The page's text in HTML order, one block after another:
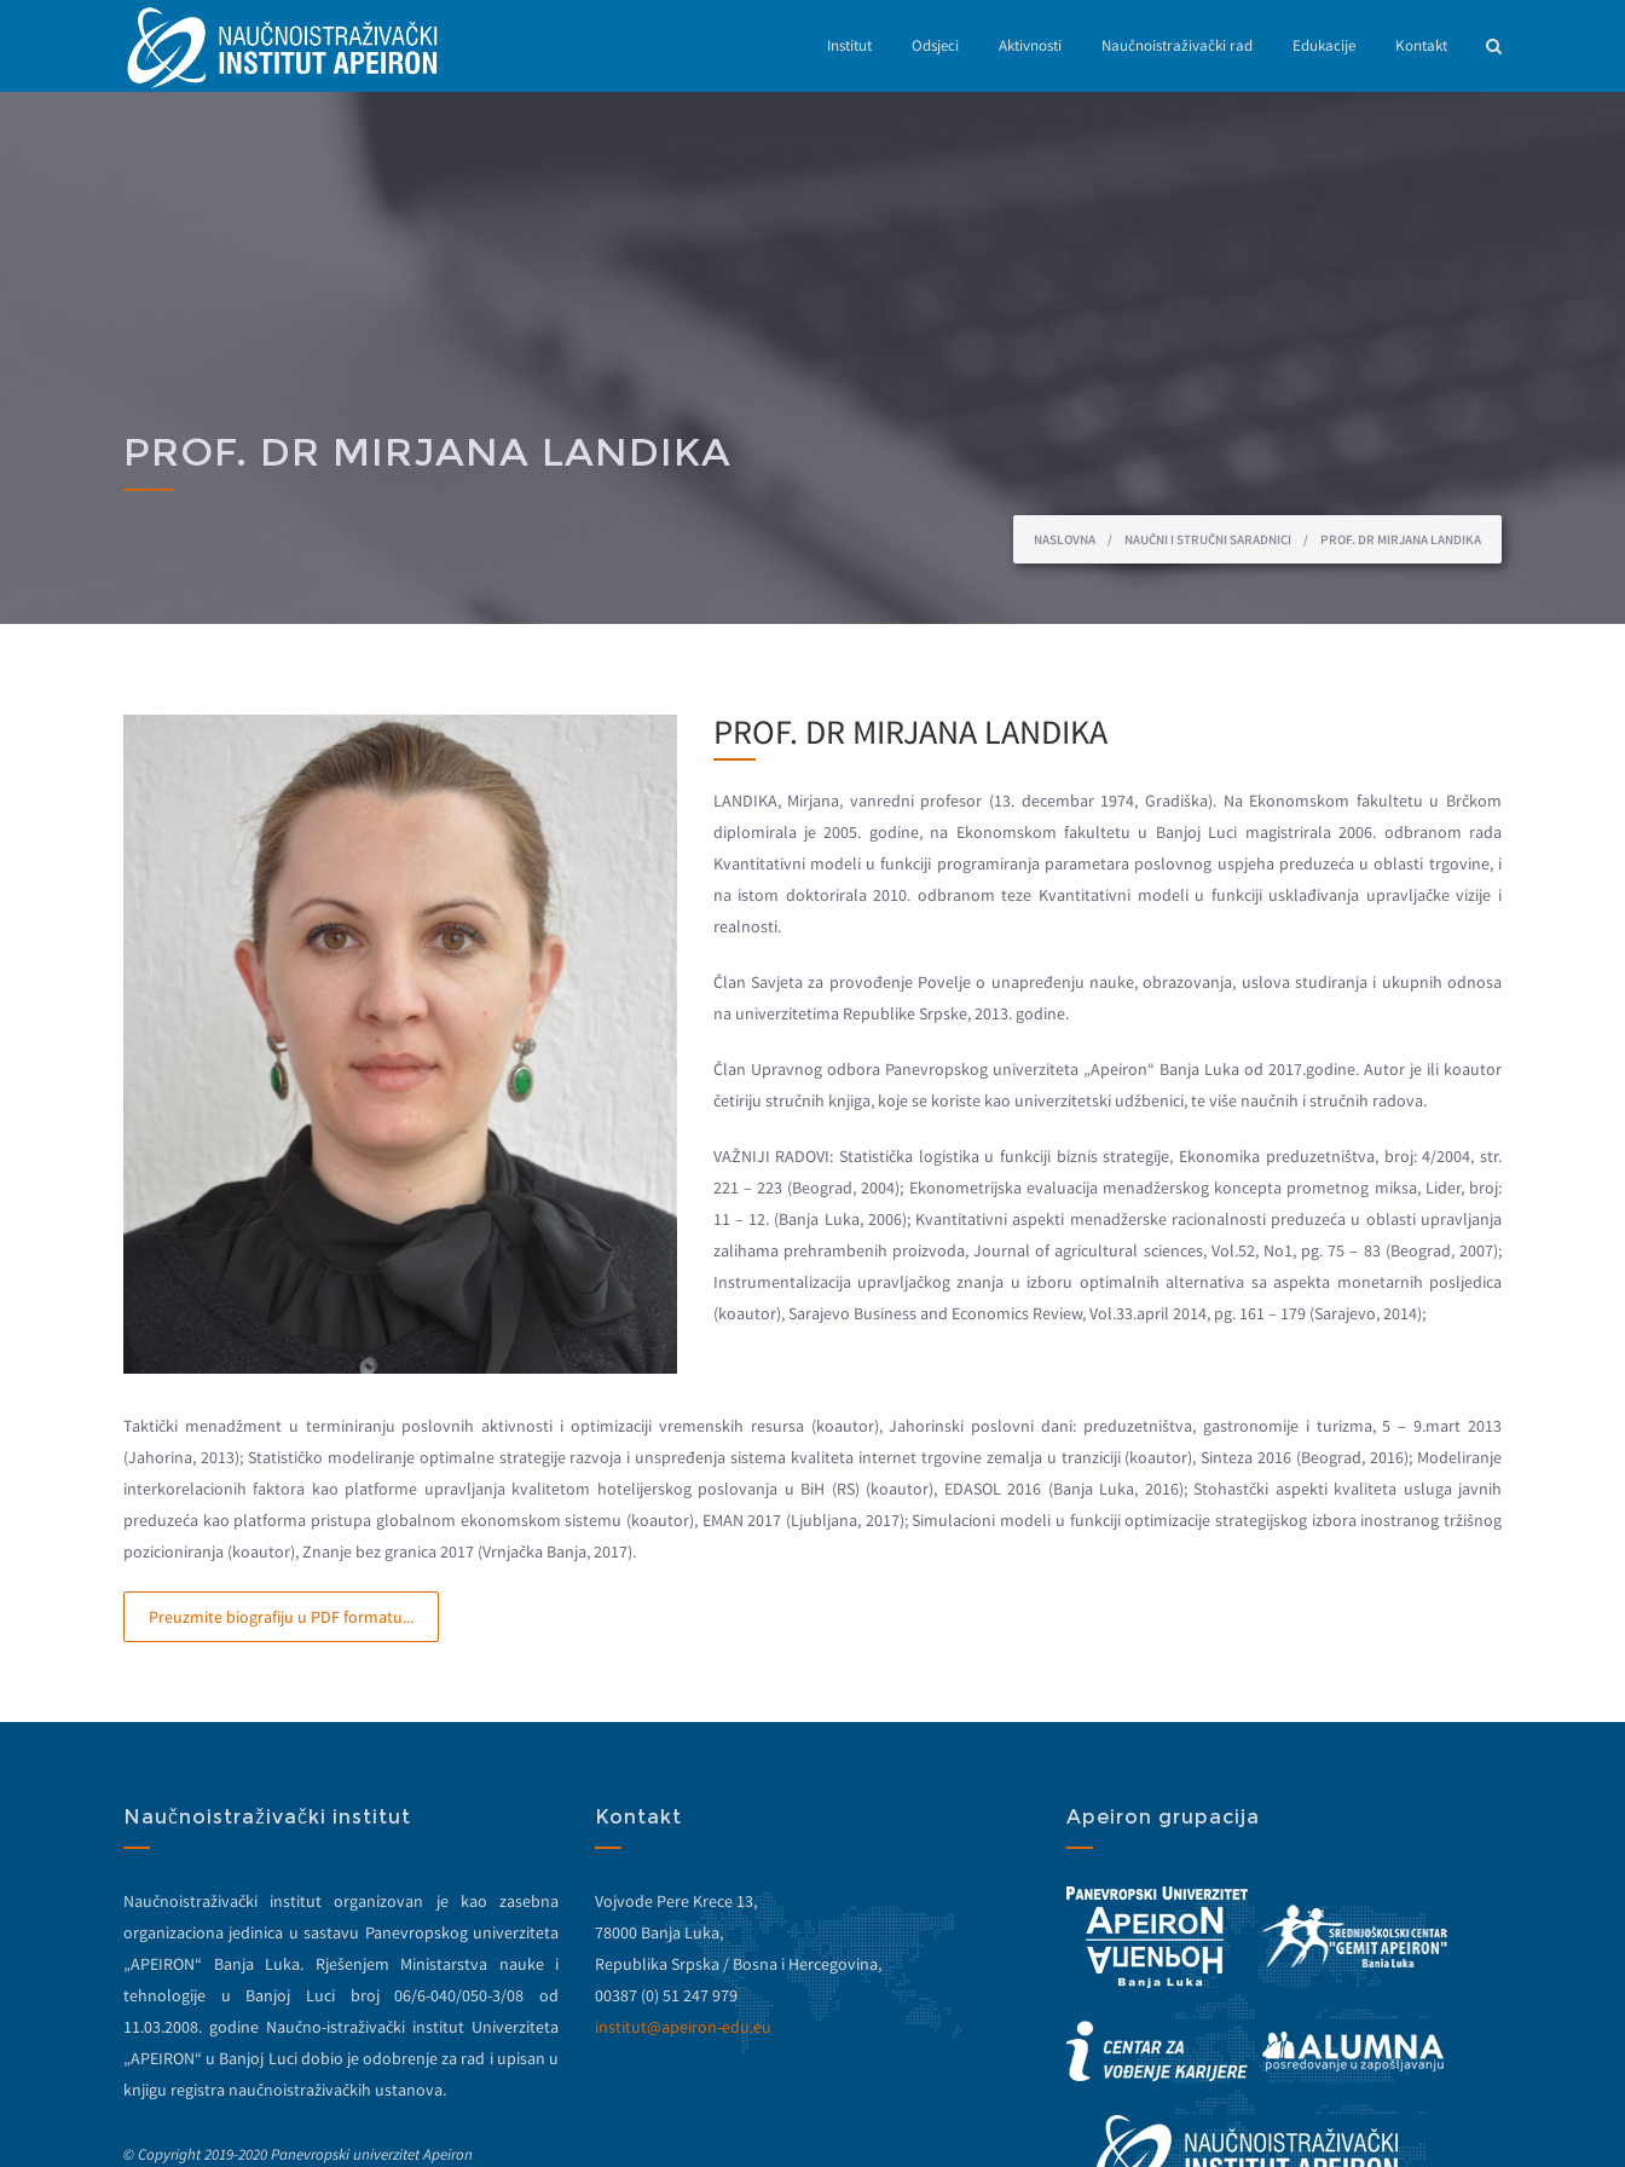
Skip to main content
Institut Odsjeci Aktivnosti Naučnoistraživački rad Edukacije Kontakt
PROF. DR MIRJANA LANDIKA
NASLOVNA / NAUČNI I STRUČNI SARADNICI / PROF. DR MIRJANA LANDIKA
PROF. DR MIRJANA LANDIKA
LANDIKA, Mirjana, vanredni profesor (13. decembar 1974, Gradiška). Na Ekonomskom fakultetu u Brčkom
diplomirala je 2005. godine, na Ekonomskom fakultetu u Banjoj Luci magistrirala 2006. odbranom rada
Kvantitativni modeli u funkciji programiranja parametara poslovnog uspjeha preduzeća u oblasti trgovine, i
na istom doktorirala 2010. odbranom teze Kvantitativni modeli u funkciji usklađivanja upravljačke vizije i
realnosti.
Član Savjeta za provođenje Povelje o unapređenju nauke, obrazovanja, uslova studiranja i ukupnih odnosa
na univerzitetima Republike Srpske, 2013. godine.
Član Upravnog odbora Panevropskog univerziteta „Apeiron“ Banja Luka od 2017.godine. Autor je ili koautor
četiriju stručnih knjiga, koje se koriste kao univerzitetski udžbenici, te više naučnih i stručnih radova.
VAŽNIJI RADOVI: Statistička logistika u funkciji biznis strategije, Ekonomika preduzetništva, broj: 4/2004, str.
221 – 223 (Beograd, 2004); Ekonometrijska evaluacija menadžerskog koncepta prometnog miksa, Lider, broj:
11 – 12. (Banja Luka, 2006); Kvantitativni aspekti menadžerske racionalnosti preduzeća u oblasti upravljanja
zalihama prehrambenih proizvoda, Journal of agricultural sciences, Vol.52, No1, pg. 75 – 83 (Beograd, 2007);
Instrumentalizacija upravljačkog znanja u izboru optimalnih alternativa sa aspekta monetarnih posljedica
(koautor), Sarajevo Business and Economics Review, Vol.33.april 2014, pg. 161 – 179 (Sarajevo, 2014);
Taktički menadžment u terminiranju poslovnih aktivnosti i optimizaciji vremenskih resursa (koautor), Jahorinski poslovni dani: preduzetništva, gastronomije i turizma, 5 – 9.mart 2013
(Jahorina, 2013); Statističko modeliranje optimalne strategije razvoja i unspređenja sistema kvaliteta internet trgovine zemalja u tranziciji (koautor), Sinteza 2016 (Beograd, 2016); Modeliranje
interkorelacionih faktora kao platforme upravljanja kvalitetom hotelijerskog poslovanja u BiH (RS) (koautor), EDASOL 2016 (Banja Luka, 2016); Stohastčki aspekti kvaliteta usluga javnih
preduzeća kao platforma pristupa globalnom ekonomskom sistemu (koautor), EMAN 2017 (Ljubljana, 2017); Simulacioni modeli u funkciji optimizacije strategijskog izbora inostranog tržišnog
pozicioniranja (koautor), Znanje bez granica 2017 (Vrnjačka Banja, 2017).
Preuzmite biografiju u PDF formatu...
Naučnoistraživački institut
Naučnoistraživački institut organizovan je kao zasebna
organizaciona jedinica u sastavu Panevropskog univerziteta
„APEIRON“ Banja Luka. Rješenjem Ministarstva nauke i
tehnologije u Banjoj Luci broj 06/6-040/050-3/08 od
11.03.2008. godine Naučno-istraživački institut Univerziteta
„APEIRON“ u Banjoj Luci dobio je odobrenje za rad i upisan u
knjigu registra naučnoistraživačkih ustanova.
© Copyright 2019-2020 Panevropski univerzitet Apeiron
Kontakt
Vojvode Pere Krece 13,
78000 Banja Luka,
Republika Srpska / Bosna i Hercegovina,
00387 (0) 51 247 979
institut@apeiron-edu.eu
Apeiron grupacija